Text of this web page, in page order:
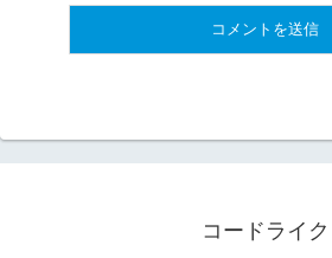
コードライク